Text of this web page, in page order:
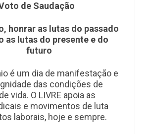
to de Saudação
honrar as lutas do passado
as lutas do presente e do
futuro
é um dia de manifestação e
das condições de
vida. O LIVRE apoia as
e movimentos de luta
laborais, hoje e sempre.